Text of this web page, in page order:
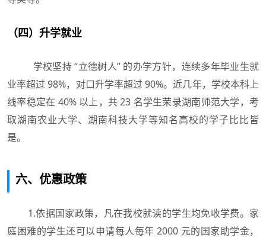
（四）升学就业
学校坚持 “立德树人” 的办学方针，连续多年毕业生就
业率超过 98%，对口升学率超过 90%。近几年，学校本科上
线率稳定在 40% 以上，共 23 名学生荣录湖南师范大学，考
取湖南农业大学、湖南科技大学等知名高校的学子比比皆
是。
六、优惠政策
1.依据国家政策，凡在我校就读的学生均免收学费。家
庭困难的学生还可以申请每人每年 2000 元的国家助学金，